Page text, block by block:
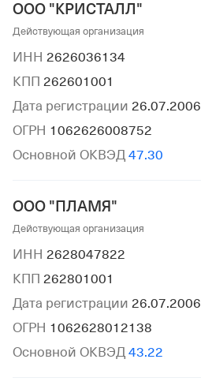
ООО "КРИСТАЛЛ"
Действующая организация
ИНН 2626036134
КПП 262601001
Дата регистрации 26.07.2006
ОГРН 1062626008752
Основной ОКВЭД 47.30
ООО "ПЛАМЯ"
Действующая организация
ИНН 2628047822
КПП 262801001
Дата регистрации 26.07.2006
ОГРН 1062628012138
Основной ОКВЭД 43.22